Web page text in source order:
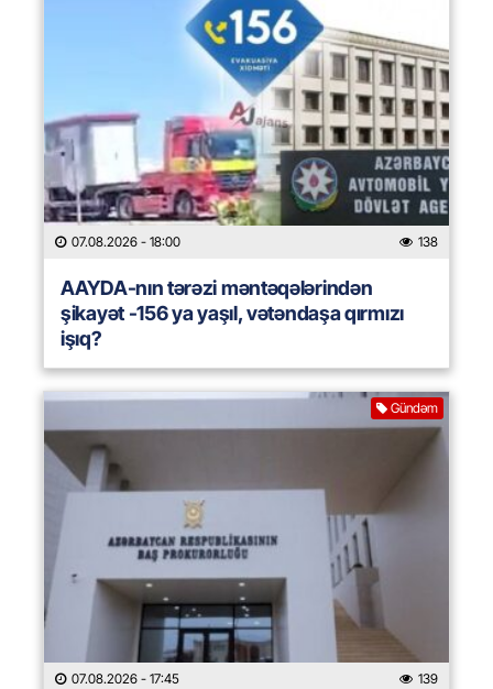
07.08.2026 - 18:00 138
AAYDA-nın tərəzi məntəqələrindən
şikayət -156 ya yaşıl, vətəndaşa qırmızı
işıq?
Gündəm
07.08.2026 - 17:45 139